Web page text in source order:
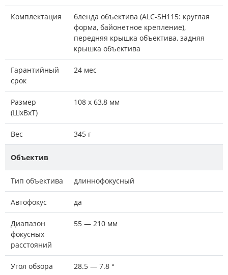
Комплектация
бленда объектива (ALC-SH115: круглая
форма, байонетное крепление),
передняя крышка объектива, задняя
крышка объектива
Гарантийный
срок
24 мес
Размер
(ШxВxТ)
108 x 63,8 мм
Вес 345 г
Объектив
Тип объектива длиннофокусный
Автофокус да
Диапазон
фокусных
расстояний
55 — 210 мм
Угол обзора 28.5 — 7.8 °